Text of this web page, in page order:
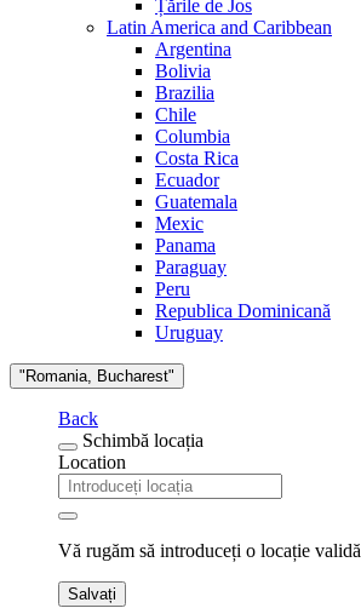
Țările de Jos
Latin America and Caribbean
Argentina
Bolivia
Brazilia
Chile
Columbia
Costa Rica
Ecuador
Guatemala
Mexic
Panama
Paraguay
Peru
Republica Dominicană
Uruguay
"Romania, Bucharest"
Back
Schimbă locația
Location
Vă rugăm să introduceți o locație validă
Salvați